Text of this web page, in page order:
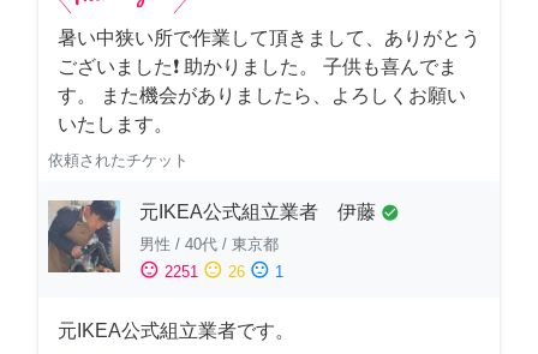
暑い中狭い所で作業して頂きまして、ありがとう
ございました❗️ 助かりました。 子供も喜んでま
す。 また機会がありましたら、よろしくお願い
いたします。
依頼されたチケット
元IKEA公式組立業者 伊藤 check_circle
男性 / 40代 / 東京都
sentiment_satisfied 2251 sentiment_neutral 26 sentiment_dissatisfied 1
元IKEA公式組立業者です。